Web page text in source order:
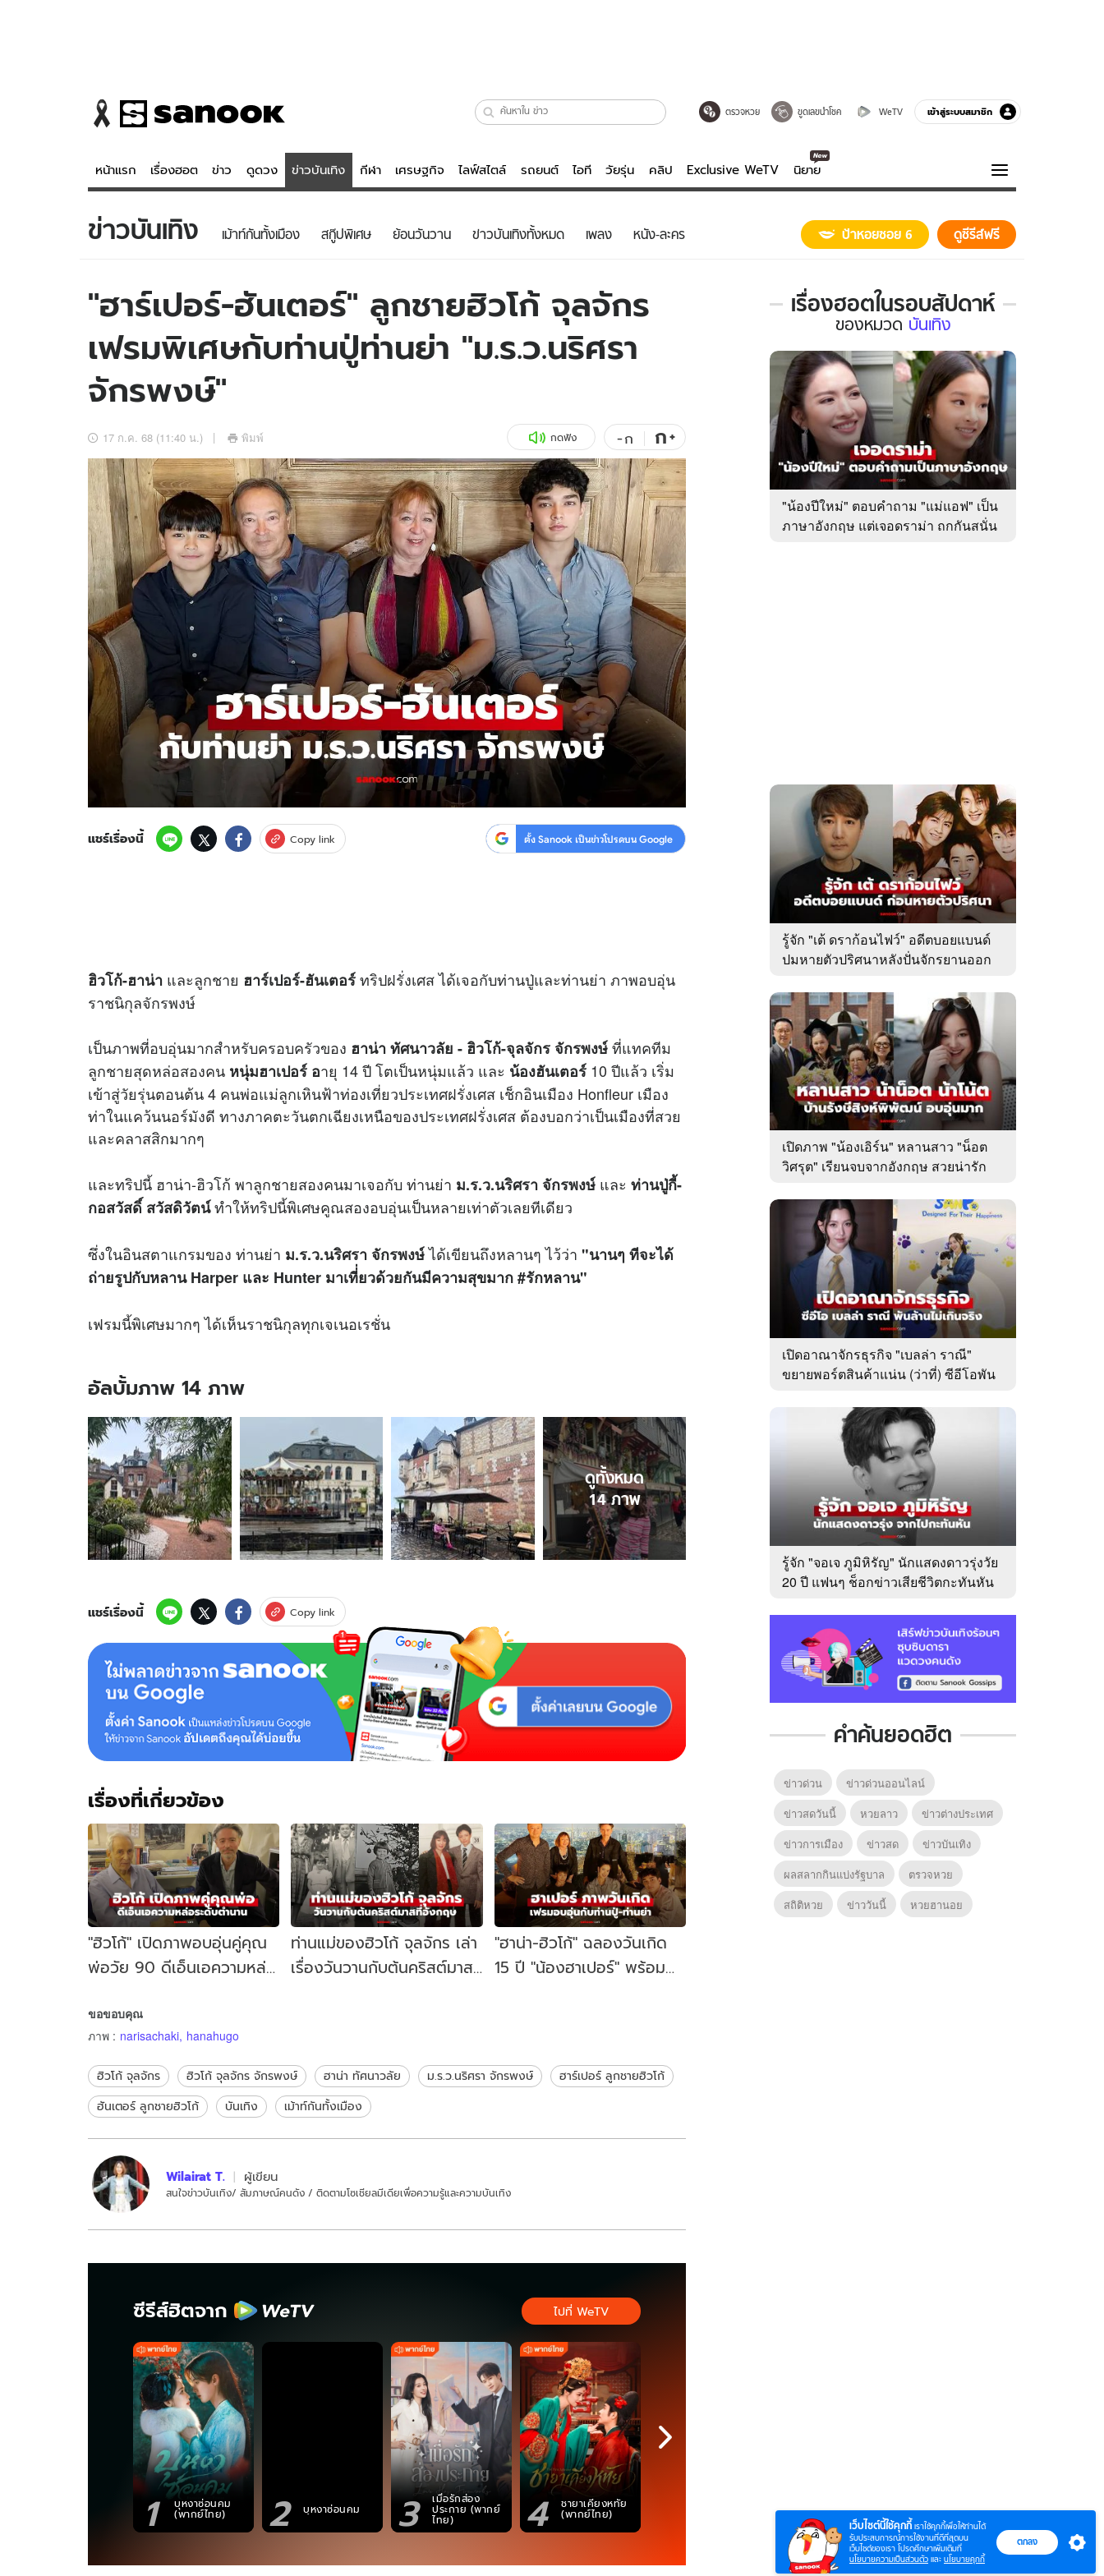
ตรวจหวย ขูดเลขนำโชค WeTV เข้าสู่ระบบสมาชิก
หน้าแรก เรื่องฮอต ข่าว ดูดวง ข่าวบันเทิง กีฬา เศรษฐกิจ ไลฟ์สไตล์ รถยนต์ ไอที วัยรุ่น คลิป Exclusive WeTV นิยาย
ข่าว
ข่าวบันเทิง
ข่าวกีฬา
ข่าวเศรษฐกิจ
อัปเดตจีน
ดูดวง - ตรวจหวย
สถิติหวยไทย
หวยลาว
ไลฟ์สไตล์
วัยรุ่น
ไอที
รถยนต์
เที่ยว-กิน
Tasteful Thailand
Sanook Choice
บันเทิงครบรส
WeTV
Exclusive WeTV
นิยาย
ความรู้รอบตัว
ฮาวทู
ดาวน์โหลดสนุกแอปฟรี ติดตามสนุกโซเชียลได้ที่
สงวนลิขสิทธิ์ © บริษัท อิมเมจ ฟิวเจอร์ (ประเทศไทย) จำกัด
ข่าวบันเทิง เม้าท์กันทั้งเมือง สกู๊ปพิเศษ ย้อนวันวาน ข่าวบันเทิงทั้งหมด เพลง หนัง-ละคร ป้าหอยซอย 6 ดูซีรีส์ฟรี
"ฮาร์เปอร์-ฮันเตอร์" ลูกชายฮิวโก้ จุลจักร
เฟรมพิเศษกับท่านปู่ท่านย่า "ม.ร.ว.นริศรา
จักรพงษ์"
17 ก.ค. 68 (11:40 น.) พิมพ์ กดฟัง -ก ก+
แชร์เรื่องนี้ Copy link ตั้ง Sanook เป็นข่าวโปรดบน Google
ฮิวโก้-ฮาน่า และลูกชาย ฮาร์เปอร์-ฮันเตอร์ทริปฝรั่งเศส ได้เจอกับท่านปู่และท่านย่า ภาพอบอุ่น
ราชนิกุลจักรพงษ์
เป็นภาพที่อบอุ่นมากสำหรับครอบครัวของ ฮาน่า ทัศนาวลัย - ฮิวโก้-จุลจักร จักรพงษ์ที่แทคทีม
ลูกชายสุดหล่อสองคน หนุ่มฮาเปอร์ อายุ 14 ปี โตเป็นหนุ่มแล้ว และ น้องฮันเตอร์ 10 ปีแล้ว เริ่ม
เข้าสู่วัยรุ่นตอนต้น 4 คนพ่อแม่ลูกเหินฟ้าท่องเที่ยวประเทศฝรั่งเศส เช็กอินเมือง Honfleur เมือง
ท่าในแคว้นนอร์มังดี ทางภาคตะวันตกเฉียงเหนือของประเทศฝรั่งเศส ต้องบอกว่าเป็นเมืองที่สวย
และคลาสสิกมากๆ
และทริปนี้ ฮาน่า-ฮิวโก้ พาลูกชายสองคนมาเจอกับ ท่านย่า ม.ร.ว.นริศรา จักรพงษ์ และ ท่านปู่กี้-
กอสวัสดิ์ สวัสดิวัตน์ทำให้ทริปนี้พิเศษคูณสองอบอุ่นเป็นหลายเท่าตัวเลยทีเดียว
ซึ่งในอินสตาแกรมของ ท่านย่า ม.ร.ว.นริศรา จักรพงษ์ได้เขียนถึงหลานๆ ไว้ว่า "นานๆ ทีจะได้
ถ่ายรูปกับหลาน Harper และ Hunter มาเที่่ยวด้วยกันมีความสุขมาก #รักหลาน"
เฟรมนี้พิเศษมากๆ ได้เห็นราชนิกุลทุกเจเนอเรชั่น
อัลบั้มภาพ 14 ภาพ
อัลบั้ม
ภาพ
14
ภาพ
ของ
"ฮาร์
เปอร์-
ฮัน
เตอร์"
ฮิ
จุล
จักร
เฟรม
พิเศษ
ท่าน
ปู่
ท่าน
"ม.ร.ว.นริศ
จักรพงษ์"
ดูทั้งหมด
14ภาพ
แชร์เรื่องนี้ Copy link
เรื่องที่เกี่ยวข้อง
"ฮิวโก้" เปิดภาพอบอุ่นคู่คุณ
พ่อวัย 90 ดีเอ็นเอความหล่อ
เห็น
ท่านแม่ของฮิวโก้ จุลจักร เล่า
เรื่องวันวานกับต้นคริสต์มาส
"ฮาน่า-ฮิวโก้" ฉลองวันเกิด
15 ปี "น้องฮาเปอร์" พร้อม
ขอขอบคุณ
ภาพ : narisachaki, hanahugo
ฮิวโก้ จุลจักร ฮิวโก้ จุลจักร จักรพงษ์ ฮาน่า ทัศนาวลัย ม.ร.ว.นริศรา จักรพงษ์
ฮาร์เปอร์ ลูกชายฮิวโก้
ฮันเตอร์ ลูกชายฮิวโก้
บันเทิง เม้าท์กันทั้งเมือง
Wilairat T. ผู้เขียน
สนใจข่าวบันเทิง/ สัมภาษณ์คนดัง / ติดตามโซเชียลมีเดียเพื่อความรู้และความบันเทิง
ซีรีส์ฮิตจาก
1 บุหงาซ่อนคม
(พากย์ไทย) 2 บุหงาซ่อนคม 3 เมื่อรักส่อง
ประกาย (พากย์
ไทย) 4 ชายาเคียงหทัย
(พากย์ไทย) 5 6 พบเธอ (พากย์
ไทย) 7 (Uncut Ver.) 8 (พาก
ไปที่ WeTV
เรื่องฮอตในรอบสัปดาห์
เรื่อง
ใน
รอบ
สัปดาห์
ของ
หมวด
บันเทิง
ของหมวด บันเทิง
"น้องปีใหม่" ตอบคำถาม "แม่แอฟ" เป็น
ภาษาอังกฤษ แต่เจอดราม่า ถกกันสนั่น
รู้จัก "เต้ ดราก้อนไฟว์" อดีตบอยแบนด์
ปมหายตัวปริศนาหลังปั่นจักรยานออก
เปิดภาพ "น้องเอิร์น" หลานสาว "น็อต
วิศรุต" เรียนจบจากอังกฤษ สวยน่ารัก
เปิดอาณาจักรธุรกิจ "เบลล่า ราณี"
ขยายพอร์ตสินค้าแน่น (ว่าที่) ซีอีโอพัน
รู้จัก "จอเจ ภูมิหิรัญ" นักแสดงดาวรุ่งวัย
20 ปี แฟนๆ ช็อกข่าวเสียชีวิตกะทันหัน
คำค้นยอดฮิต
ข่าวด่วน
ข่าวด่วนออนไลน์
ข่าวสดวันนี้
หวยลาว
ข่าวต่างประเทศ
ข่าวการเมือง
ข่าวสด
ข่าวบันเทิง
ผลสลากกินแบ่งรัฐบาล
ตรวจหวย
สถิติหวย
ข่าววันนี้ หวยฮานอย
เว็บไซต์นี้ใช้คุกกี้ เราใช้คุกกี้เพื่อให้ท่านได้
รับประสบการณ์การใช้งานที่ดีที่สุดบน
เว็บไซต์ของเรา โปรดศึกษาเพิ่มเติมที่
นโยบายความเป็นส่วนตัว และ นโยบายคุกกี้
ตกลง